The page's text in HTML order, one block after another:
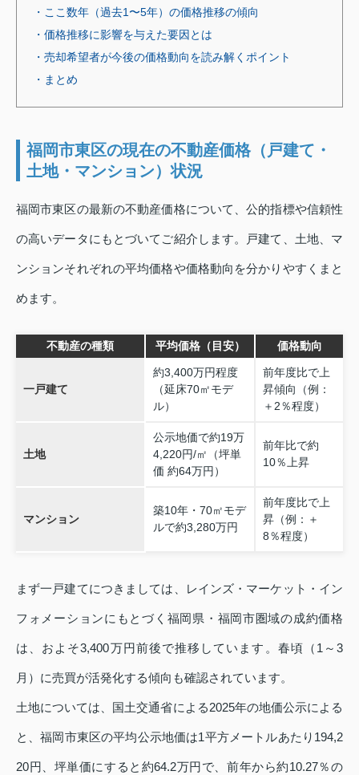
・ここ数年（過去1〜5年）の価格推移の傾向
・価格推移に影響を与えた要因とは
・売却希望者が今後の価格動向を読み解くポイント
・まとめ
福岡市東区の現在の不動産価格（戸建て・
土地・マンション）状況
福岡市東区の最新の不動産価格について、公的指標や信頼性
の高いデータにもとづいてご紹介します。戸建て、土地、マ
ンションそれぞれの平均価格や価格動向を分かりやすくまと
めます。
不動産の種類 平均価格（目安） 価格動向
一戸建て
約3,400万円程度
（延床70㎡モデ
ル）
前年度比で上
昇傾向（例：
＋2％程度）
土地
公示地価で約19万
4,220円/㎡（坪単
価 約64万円）
前年比で約
10％上昇
マンション
築10年・70㎡モデ
ルで約3,280万円
前年度比で上
昇（例：＋
8％程度）
まず一戸建てにつきましては、レインズ・マーケット・イン
フォメーションにもとづく福岡県・福岡市圏域の成約価格
は、およそ3,400万円前後で推移しています。春頃（1～3
月）に売買が活発化する傾向も確認されています。
土地については、国土交通省による2025年の地価公示による
と、福岡市東区の平均公示地価は1平方メートルあたり194,2
20円、坪単価にすると約64.2万円で、前年から約10.27％の